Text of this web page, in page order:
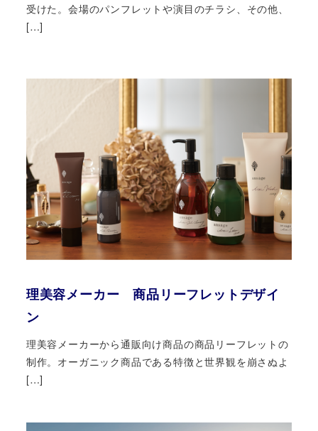
受けた。会場のパンフレットや演目のチラシ、その他、
[…]
理美容メーカー 商品リーフレットデザイ
ン
理美容メーカーから通販向け商品の商品リーフレットの
制作。オーガニック商品である特徴と世界観を崩さぬよ
[…]